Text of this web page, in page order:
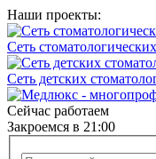
Наши проекты:
Сеть
Сеть детских
Сейчас работаем
Закроемся в 21:00